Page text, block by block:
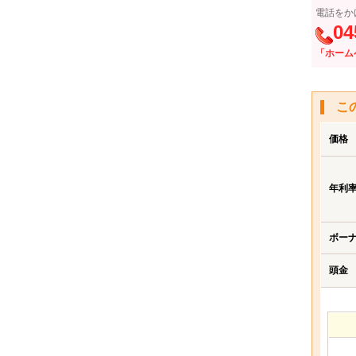
電話を
「ホー
こ
価格
年利
ボー
頭金